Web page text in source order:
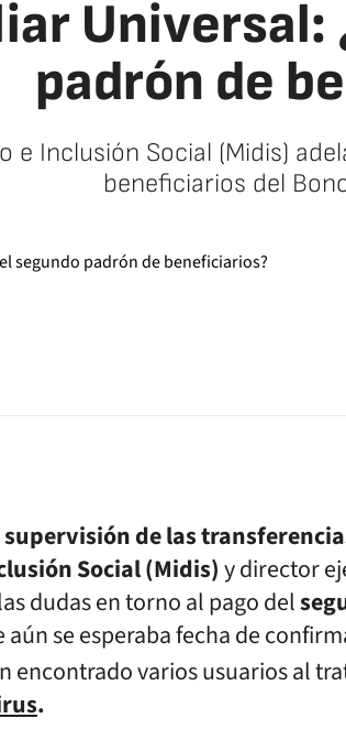
padrón de
e Inclusión Social (Midis)
beneficiarios del
de las
Social (Midis)y director
dudas en torno al pago del
aún se esperaba fecha de
encontrado varios usuarios al
.